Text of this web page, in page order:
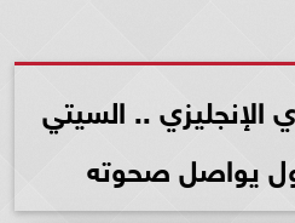
الإنجليزي .. السيتي
يواصل صحوته